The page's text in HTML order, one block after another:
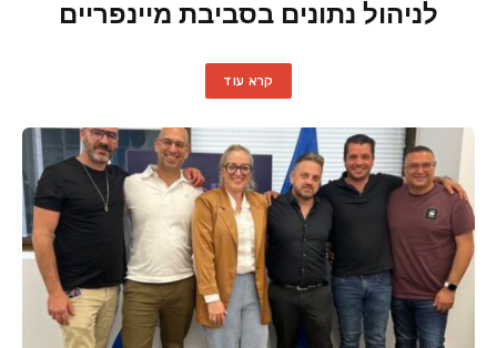
לניהול נתונים בסביבת מיינפריים
קרא עוד